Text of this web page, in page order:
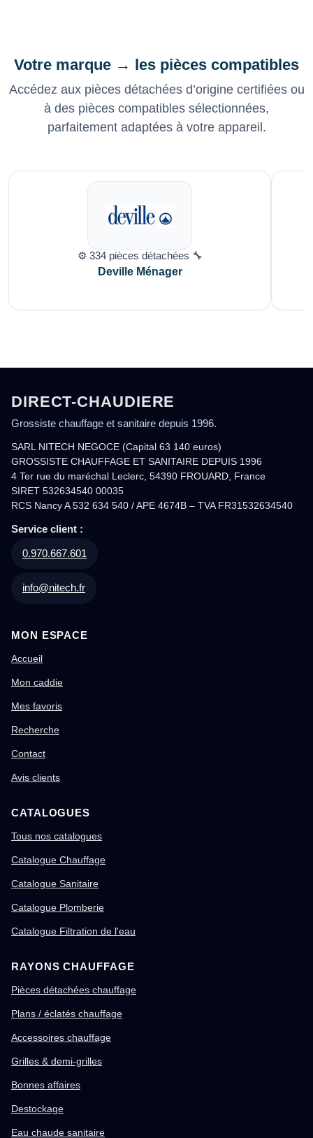
Votre marque → les pièces compatibles
Accédez aux pièces détachées d’origine certifiées ou
à des pièces compatibles sélectionnées,
parfaitement adaptées à votre appareil.
⚙️ 334 pièces détachées 🔧
Deville Ménager
DIRECT-CHAUDIERE
Grossiste chauffage et sanitaire depuis 1996.
SARL NITECH NEGOCE (Capital 63 140 euros)
GROSSISTE CHAUFFAGE ET SANITAIRE DEPUIS 1996
4 Ter rue du maréchal Leclerc, 54390 FROUARD, France
SIRET 532634540 00035
RCS Nancy A 532 634 540 / APE 4674B – TVA FR31532634540
Service client :
0.970.667.601
info@nitech.fr
MON ESPACE
Accueil
Mon caddie
Mes favoris
Recherche
Contact
Avis clients
CATALOGUES
Tous nos catalogues
Catalogue Chauffage
Catalogue Sanitaire
Catalogue Plomberie
Catalogue Filtration de l'eau
RAYONS CHAUFFAGE
Pièces détachées chauffage
Plans / éclatés chauffage
Accessoires chauffage
Grilles & demi-grilles
Bonnes affaires
Destockage
Eau chaude sanitaire